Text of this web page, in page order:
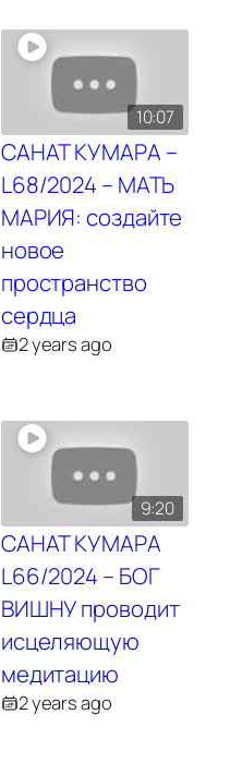
10:07
САНАТ КУМАРА –
L68/2024 – МАТЬ
МАРИЯ: создайте
новое
пространство
сердца
2 years ago
9:20
САНАТ КУМАРА
L66/2024 – БОГ
ВИШНУ проводит
исцеляющую
медитацию
2 years ago